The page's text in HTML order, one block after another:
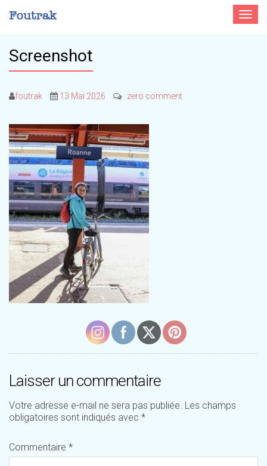
Toggle
Screenshot
foutrak 13 Mai 2026 zero comment
Laisser un commentaire
Votre adresse e-mail ne sera pas publiée. Les champs
obligatoires sont indiqués avec *
Commentaire *